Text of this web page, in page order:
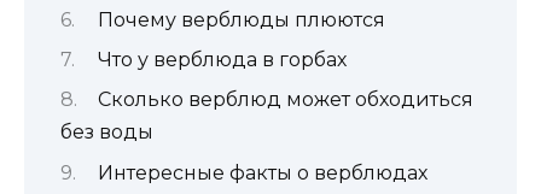
Почему верблюды плюются
Что у верблюда в горбах
Сколько верблюд может обходиться
без воды
Интересные факты о верблюдах